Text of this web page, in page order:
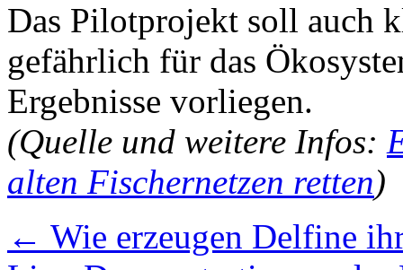
Das Pilotprojekt soll auch
gefährlich für das
Ergebnisse vorliegen.
(Quelle und weitere Infos:
alten Fischernetzen retten)
← Wie erzeugen Delfine